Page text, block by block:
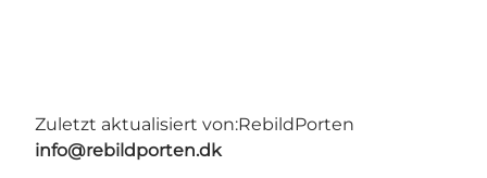
Zuletzt aktualisiert von:RebildPorten
info@rebildporten.dk